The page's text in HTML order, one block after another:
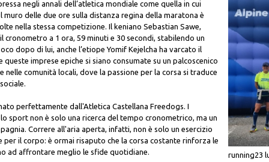
negli annali dell’atletica mondiale come quella in cui
muro delle due ore sulla distanza regina della maratona è
nella stessa competizione. Il keniano Sebastian Sawe,
a 1 ora, 59 minuti e 30 secondi, stabilendo un
dopo di lui, anche l’etiope Yomif Kejelcha ha varcato il
imprese epiche si siano consumate su un palcoscenico
nelle comunità locali, dove la passione per la corsa si traduce
perfettamente dall'Atletica Castellana Freedogs. I
sport non è solo una ricerca del tempo cronometrico, ma un
Correre all'aria aperta, infatti, non è solo un esercizio
per il corpo: è ormai risaputo che la corsa costante rinforza le
ad affrontare meglio le sfide quotidiane.
running23